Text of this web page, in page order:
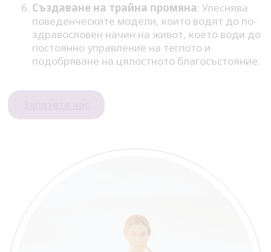
Създаване на трайна промяна: Улеснява
поведенческите модели, които водят до по-
здравословен начин на живот, което води до
постоянно управление на теглото и
подобряване на цялостното благосъстояние.